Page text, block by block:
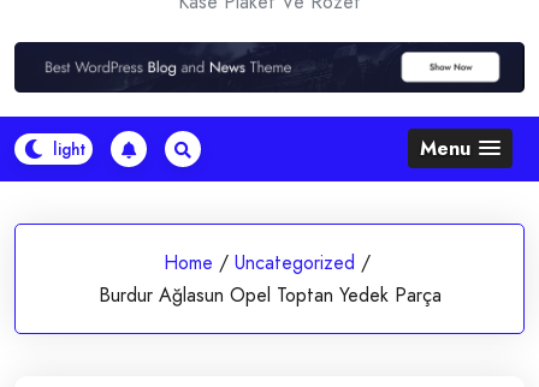
Menu
Home / Uncategorized /
Burdur Ağlasun Opel Toptan Yedek Parça